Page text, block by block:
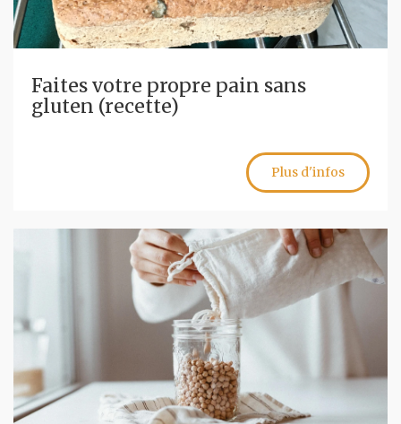
Faites votre propre pain sans
gluten (recette)
Plus d'infos